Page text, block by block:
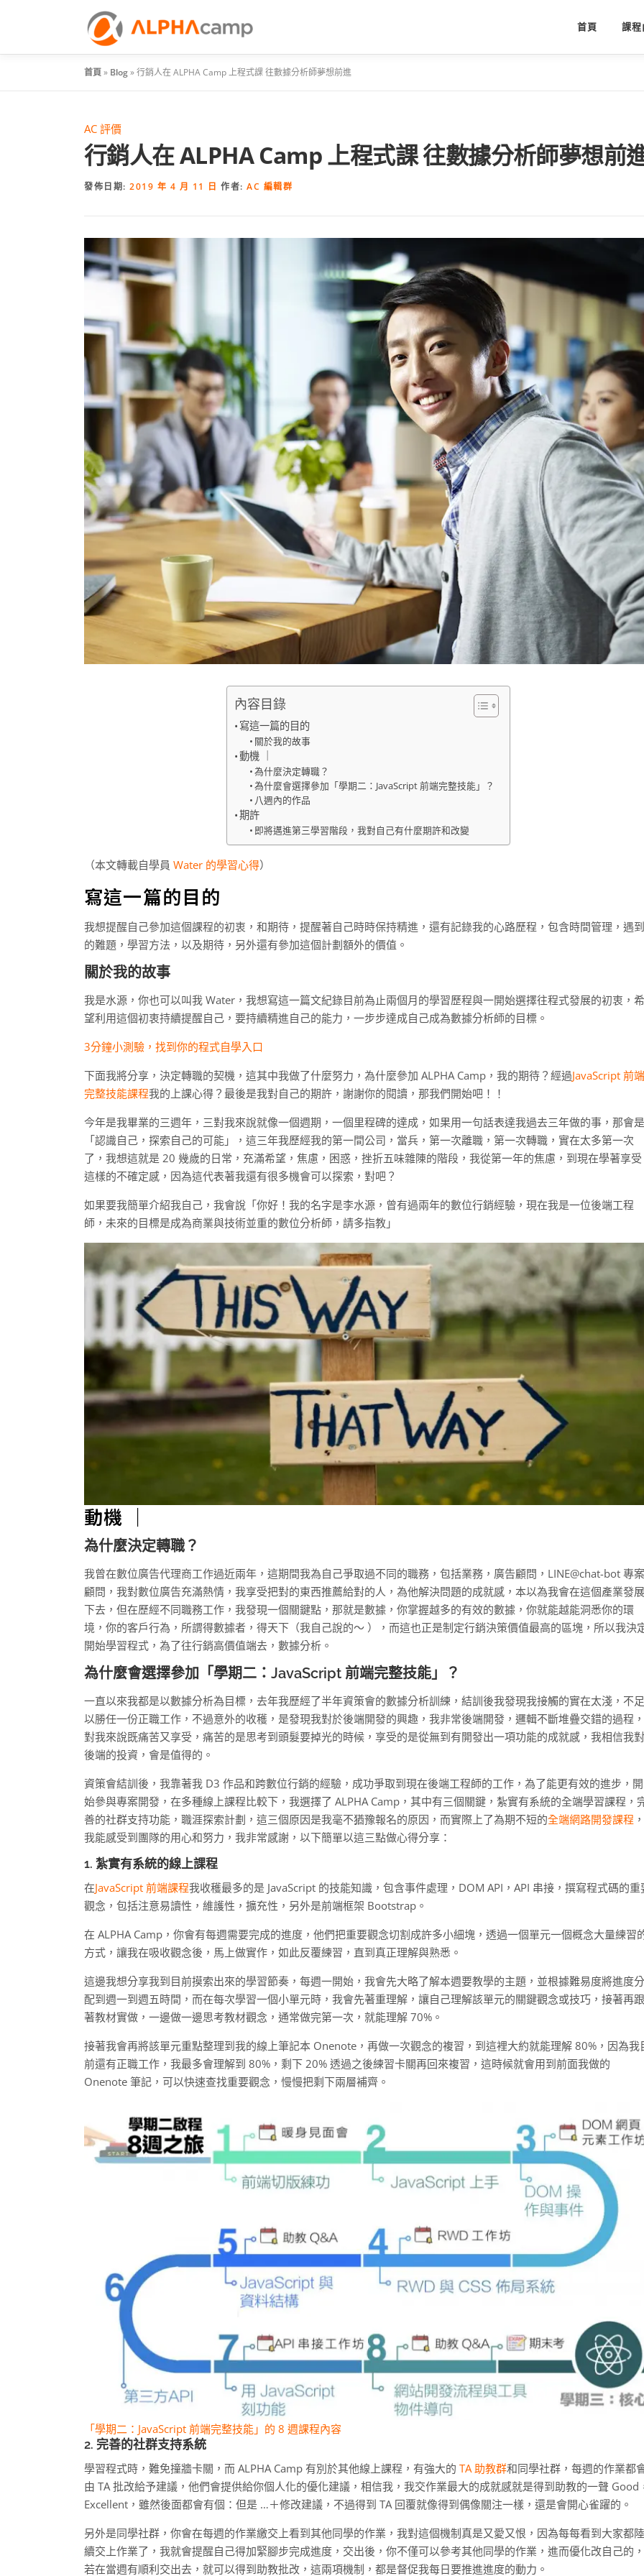
首頁 課程
首頁» Blog»行銷人在 ALPHA Camp 上程式課 往數據分析師夢想前進
AC 評價
行銷人在 ALPHA Camp 上程式課 往數據分析師夢想前
發佈日期: 2019 年 4 月 11 日 作者: AC 編輯群
內容目錄
寫這一篇的目的
關於我的故事
動機 ｜
為什麼決定轉職？
為什麼會選擇參加「學期二：JavaScript 前端完整技能」？
八週內的作品
期許
即將邁進第三學習階段，我對自己有什麼期許和改變
（本文轉載自學員 Water 的學習心得）
寫這一篇的目的
我想提醒自己參加這個課程的初衷，和期待，提醒著自己時時保持精進，還有記錄我的心路歷程，包含時間管理，遇到
的難題，學習方法，以及期待，另外還有參加這個計劃額外的價值。
關於我的故事
我是水源，你也可以叫我 Water，我想寫這一篇文紀錄目前為止兩個月的學習歷程與一開始選擇往程式發展的初衷，希
望利用這個初衷持續提醒自己，要持續精進自己的能力，一步步達成自己成為數據分析師的目標。
3分鐘小測驗，找到你的程式自學入口
下面我將分享，決定轉職的契機，這其中我做了什麼努力，為什麼參加 ALPHA Camp，我的期待？經過JavaScript 前端
完整技能課程我的上課心得？最後是我對自己的期許，謝謝你的閱讀，那我們開始吧！！
今年是我畢業的三週年，三對我來說就像一個週期，一個里程碑的達成，如果用一句話表達我過去三年做的事，那會是
「認識自己，探索自己的可能」，這三年我歷經我的第一間公司，當兵，第一次離職，第一次轉職，實在太多第一次
了，我想這就是 20 幾歲的日常，充滿希望，焦慮，困惑，挫折五味雜陳的階段，我從第一年的焦慮，到現在學著享受
這樣的不確定感，因為這代表著我還有很多機會可以探索，對吧？
如果要我簡單介紹我自己，我會說「你好！我的名字是李水源，曾有過兩年的數位行銷經驗，現在我是一位後端工程
師，未來的目標是成為商業與技術並重的數位分析師，請多指教」
動機 ｜
為什麼決定轉職？
我曾在數位廣告代理商工作過近兩年，這期間我為自己爭取過不同的職務，包括業務，廣告顧問，LINE@chat-bot 專案
顧問，我對數位廣告充滿熱情，我享受把對的東西推薦給對的人，為他解決問題的成就感，本以為我會在這個產業發展
下去，但在歷經不同職務工作，我發現一個關鍵點，那就是數據，你掌握越多的有效的數據，你就能越能洞悉你的環
境，你的客戶行為，所謂得數據者，得天下（我自己說的～ ），而這也正是制定行銷決策價值最高的區塊，所以我決
開始學習程式，為了往行銷高價值端去，數據分析。
為什麼會選擇參加「 學期二：JavaScript 前端完整技能」？
一直以來我都是以數據分析為目標，去年我歷經了半年資策會的數據分析訓練，結訓後我發現我接觸的實在太淺，不足
以勝任一份正職工作，不過意外的收穫，是發現我對於後端開發的興趣，我非常後端開發，邏輯不斷堆疊交錯的過程，
對我來說既痛苦又享受，痛苦的是思考到頭髮要掉光的時候，享受的是從無到有開發出一項功能的成就感，我相信我對
後端的投資，會是值得的。
資策會結訓後，我靠著我 D3 作品和跨數位行銷的經驗，成功爭取到現在後端工程師的工作，為了能更有效的進步，開
始參與專案開發，在多種線上課程比較下，我選擇了 ALPHA Camp，其中有三個關鍵，紮實有系統的全端學習課程，
善的社群支持功能，職涯探索計劃，這三個原因是我毫不猶豫報名的原因，而實際上了為期不短的全端網路開發課程 ，
我能感受到團隊的用心和努力，我非常感謝，以下簡單以這三點做心得分享：
1. 紮實有系統的線上課程
在JavaScript 前端課程我收穫最多的是 JavaScript 的技能知識，包含事件處理，DOM API，API 串接，撰寫程式碼的重
觀念，包括注意易讀性，維護性，擴充性，另外是前端框架 Bootstrap。
在 ALPHA Camp，你會有每週需要完成的進度，他們把重要觀念切割成許多小細塊，透過一個單元一個概念大量練習
方式，讓我在吸收觀念後，馬上做實作，如此反覆練習，直到真正理解與熟悉。
這邊我想分享我到目前摸索出來的學習節奏，每週一開始，我會先大略了解本週要教學的主題，並根據難易度將進度分
配到週一到週五時間，而在每次學習一個小單元時，我會先著重理解，讓自己理解該單元的關鍵觀念或技巧，接著再跟
著教材實做，一邊做一邊思考教材觀念，通常做完第一次，就能理解 70%。
接著我會再將該單元重點整理到我的線上筆記本 Onenote，再做一次觀念的複習，到這裡大約就能理解 80%，因為我
前還有正職工作，我最多會理解到 80%，剩下 20% 透過之後練習卡關再回來複習，這時候就會用到前面我做的
Onenote 筆記，可以快速查找重要觀念，慢慢把剩下兩層補齊。
「學期二：JavaScript 前端完整技能」的 8 週課程內容
2. 完善的社群支持系統
學習程式時，難免撞牆卡關，而 ALPHA Camp 有別於其他線上課程，有強大的 TA 助教群和同學社群，每週的作業都
由 TA 批改給予建議，他們會提供給你個人化的優化建議，相信我，我交作業最大的成就感就是得到助教的一聲 Good
Excellent，雖然後面都會有個：但是 …＋修改建議，不過得到 TA 回覆就像得到偶像關注一樣，還是會開心雀躍的。
另外是同學社群，你會在每週的作業繳交上看到其他同學的作業，我對這個機制真是又愛又恨，因為每每看到大家都陸
續交上作業了，我就會提醒自己得加緊腳步完成進度，交出後，你不僅可以參考其他同學的作業，進而優化改自己的，
若在當週有順利交出去，就可以得到助教批改，這兩項機制，都是督促我每日要推進進度的動力。